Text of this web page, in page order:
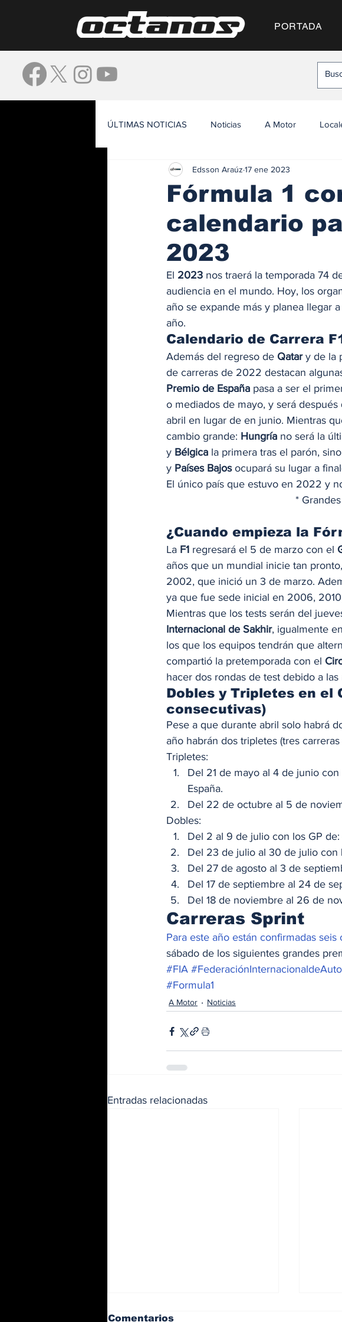
PORTADA
ÚLTIMAS NOTICIAS Noticias A Motor
Fórmula 1
calendario
2023
Edsson Araúz 17 ene 2023
El 2023 nos traerá la temporada 74
audiencia en el mundo. Hoy, los
año se expande más y planea llegar
año.
Calendario de Carrera
Además del regreso de Qatar y de la
de carreras de 2022 destacan
Premio de España pasa a ser el
o mediados de mayo, y será después
abril en lugar de en junio. Mientras
cambio grande: Hungría no será la
y Bélgica la primera tras el parón,
y Países Bajos ocupará su lugar a
El único país que estuvo en 2022 y
*
¿Cuando empieza la
La F1 regresará el 5 de marzo con el
años que un mundial inicie tan
2002, que inició un 3 de marzo.
ya que fue sede inicial en 2006,
Mientras que los tests serán del
Internacional de Sakhir, igualmente en
los que los equipos tendrán que
compartió la pretemporada con el
hacer dos rondas de test debido a las
Dobles y Tripletes en el
consecutivas)
Pese a que durante abril solo habrá
año habrán dos tripletes (tres
Tripletes:
Del 21 de mayo al 4 de junio
España.
Del 22 de octubre al 5 de
Dobles:
Del 2 al 9 de julio con los GP
Del 23 de julio al 30 de julio con
Del 27 de agosto al 3 de
Del 17 de septiembre al 24 de
Del 18 de noviembre al 26 de
Carreras Sprint
Para este año están confirmadas seis
sábado de los siguientes grandes
#FIA
#Formula1
A Motor Noticias
Entradas relacionadas
Comentarios